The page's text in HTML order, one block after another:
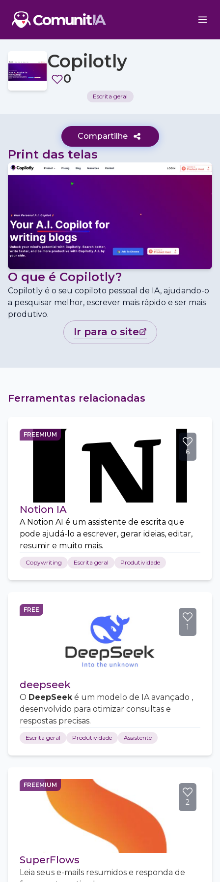
Copilotly
0
Escrita geral
Compartilhe
Print das telas
O que é Copilotly?
Copilotly é o seu copiloto pessoal de IA, ajudando-o
a pesquisar melhor, escrever mais rápido e ser mais
produtivo.
ir para o site
Ferramentas relacionadas
FREEMIUM
6
Notion IA
A Notion AI é um assistente de escrita que
pode ajudá-lo a escrever, gerar ideias, editar,
resumir e muito mais.
Copywriting Escrita geral Produtividade
FREE
1
deepseek
O DeepSeeké um modelo de IA avançado ,
desenvolvido para otimizar consultas e
respostas precisas.
Escrita geral Produtividade Assistente
FREEMIUM
2
SuperFlows
Leia seus e-mails resumidos e responda de